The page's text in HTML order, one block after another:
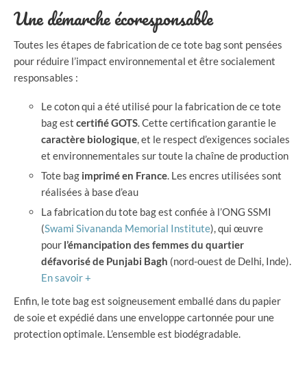
Une démarche écoresponsable
Toutes les étapes de fabrication de ce tote bag sont pensées
pour réduire l’impact environnemental et être socialement
responsables :
Le coton qui a été utilisé pour la fabrication de ce tote
bag est certifié GOTS. Cette certification garantie le
caractère biologique, et le respect d’exigences sociales
et environnementales sur toute la chaîne de production
Tote bag imprimé en France. Les encres utilisées sont
réalisées à base d’eau
La fabrication du tote bag est confiée à l’ONG SSMI
(Swami Sivananda Memorial Institute), qui œuvre
pour l’émancipation des femmes du quartier
défavorisé de Punjabi Bagh (nord-ouest de Delhi, Inde).
En savoir +
Enfin, le tote bag est soigneusement emballé dans du papier
de soie et expédié dans une enveloppe cartonnée pour une
protection optimale. L’ensemble est biodégradable.